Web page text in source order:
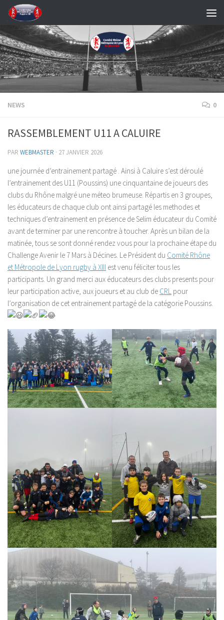
Skip to content
NEWS 0
RASSEMBLEMENT U11 A CALUIRE
PAR WEBMASTER · 27 JANVIER 2026
une journée d’entrainement partagé . Ainsi à Caluire s’est déroulé
l’entrainement des U11 (Poussins) une cinquantaine de joueurs des
clubs du Rhône malgré une méteo brumeuse. Répartis en 3 groupes,
les éducateurs de chaque club ont ainsi partagé les methodes et
techniques d’entrainement en présence de Selim éducateur du Comité
avant de terminer par une rencontre à toucher. Après un bilan de la
matinée, tous se sont donné rendez vous pour la prochaine étape du
Challenge Avenir le 7 Mars à Décines. Le Président du Comité Rhône
et Métropole de Lyon rugby à XIII est venu féliciter tous les
participants. Un grand merci aux éducateurs des clubs presents pour
leur participation active, aux joueurs et au club de CRL pour
l’organisation de cet entrainement partagé de la catégorie Poussins.